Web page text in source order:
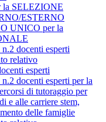
SELEZIONE
ESTERNO
UNICO per la
docenti esperti
relativo
esperti
docenti esperti per la
di tutoraggio per
e alle carriere stem,
delle famiglie